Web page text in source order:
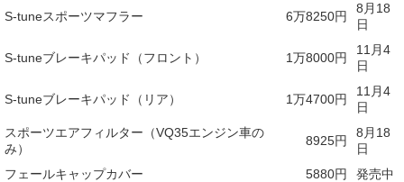
S-tuneスポーツマフラー 6万8250円
8月18
日
S-tuneブレーキパッド（フロント） 1万8000円
11月4
日
S-tuneブレーキパッド（リア） 1万4700円
11月4
日
スポーツエアフィルター（VQ35エンジン車の
み）
8925円
8月18
日
フェールキャップカバー
5880円 発売中